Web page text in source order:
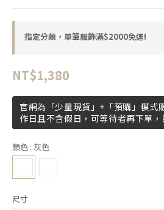
指定分類，單筆服飾滿$2000免運!
NT$1,380
官網為「少量現貨」+「預購」模式
作日且不含假日，可等待者再下單
顏色 : 灰色
尺寸